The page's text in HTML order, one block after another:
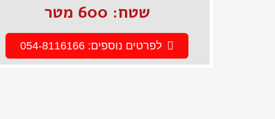
שטח: 600 מטר
לפרטים נוספים: 054-8116166